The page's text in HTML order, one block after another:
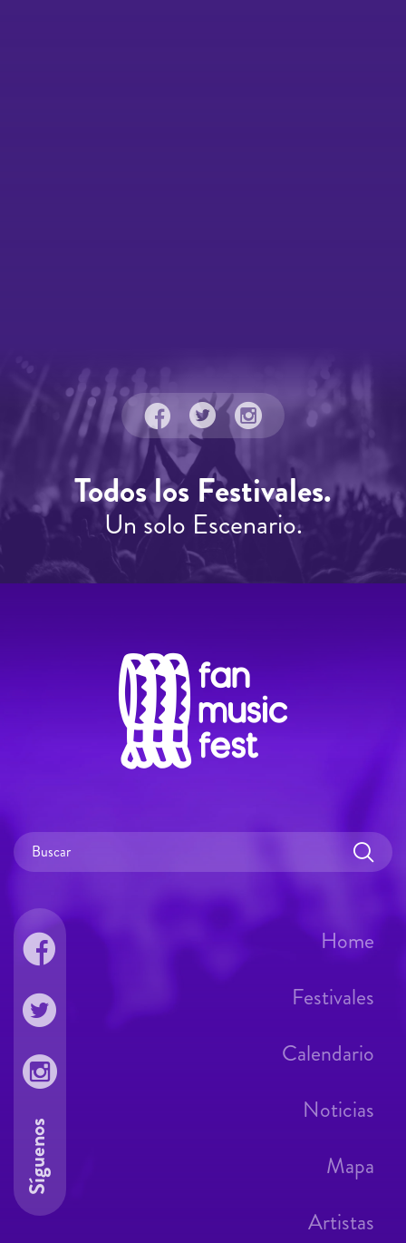
Todos los Festivales.
Un solo Escenario.
Home
Festivales
Calendario
Noticias
Mapa
Artistas
Síguenos